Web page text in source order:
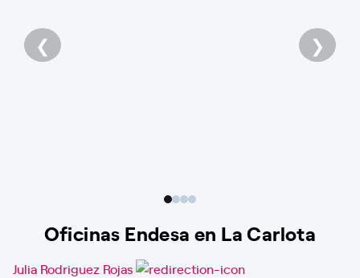
❮ ❯
Oficinas Endesa en La Carlota
Julia Rodriguez Rojas